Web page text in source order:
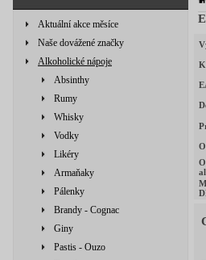
Aktuální akce měsíce
Naše dovážené značky
Alkoholické nápoje
Absinthy
Rumy
Whisky
Vodky
Likéry
Armaňaky
Pálenky
Brandy - Cognac
Giny
Pastis - Ouzo